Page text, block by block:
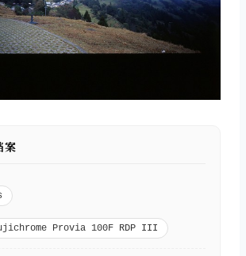
案
Provia 100F RDP III